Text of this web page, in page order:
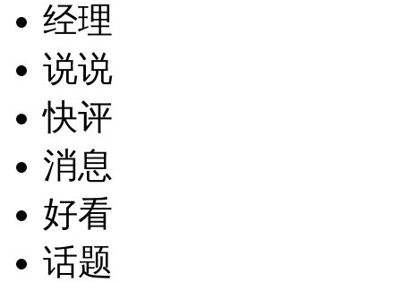
经理
说说
快评
消息
好看
话题